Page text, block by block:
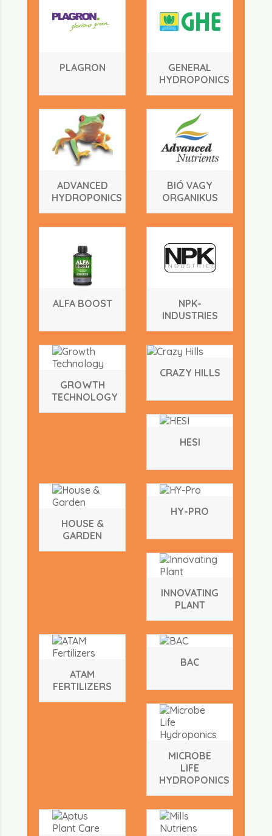
PLAGRON
GENERAL
HYDROPONICS
ADVANCED
HYDROPONICS
BIÓ VAGY
ORGANIKUS
ALFA BOOST
NPK-
INDUSTRIES
GROWTH
TECHNOLOGY
CRAZY HILLS
HESI
HOUSE &
GARDEN
HY-PRO
INNOVATING
PLANT
ATAM
FERTILIZERS
BAC
MICROBE
LIFE
HYDROPONICS